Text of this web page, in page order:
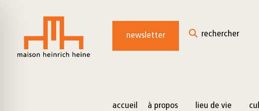
content
newsletter rechercher
accueil à propos lieu de vie